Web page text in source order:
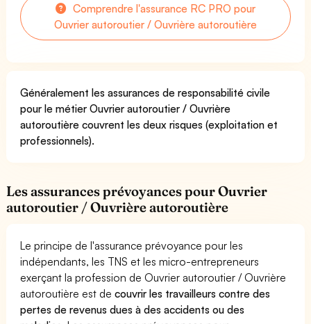
Comprendre l'assurance RC PRO pour
Ouvrier autoroutier / Ouvrière autoroutière
Généralement les assurances de responsabilité civile
pour le métier Ouvrier autoroutier / Ouvrière
autoroutière couvrent les deux risques (exploitation et
professionnels).
Les assurances prévoyances pour Ouvrier
autoroutier / Ouvrière autoroutière
Le principe de l'assurance prévoyance pour les
indépendants, les TNS et les micro-entrepreneurs
exerçant la profession de Ouvrier autoroutier / Ouvrière
autoroutière est decouvrir les travailleurs contre des
pertes de revenus dues à des accidents ou des